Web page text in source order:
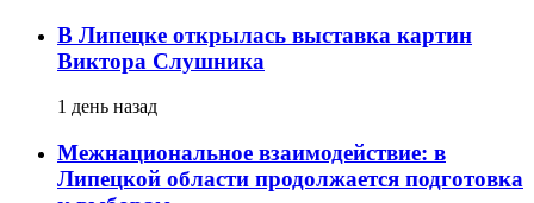
В Липецке открылась выставка картин
Виктора Слушника
1 день назад
Межнациональное взаимодействие: в
Липецкой области продолжается подготовка